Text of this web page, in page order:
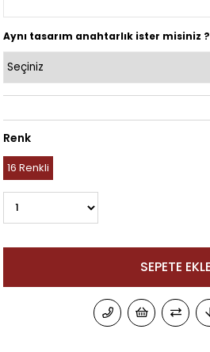
Aynı tasarım anahtarlık ister misiniz ?
Renk
16 Renkli